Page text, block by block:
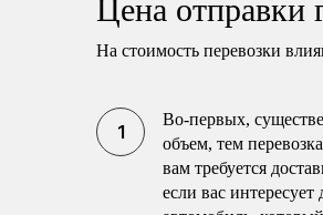
Цена отправки
На стоимость перевозки
Во-первых,
объем, тем
вам требуется
если вас